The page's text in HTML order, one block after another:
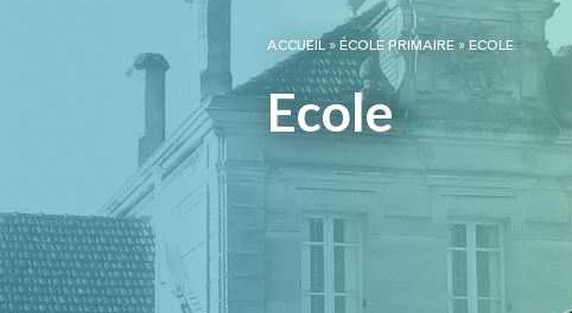
ACCUEIL»ÉCOLE PRIMAIRE»ECOLE
Ecole